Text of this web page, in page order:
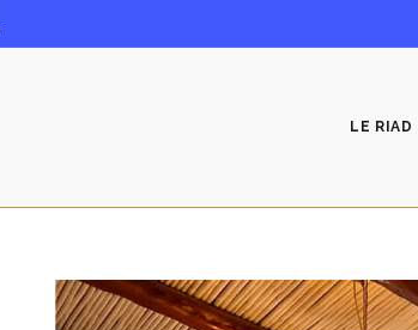
LE RIAD